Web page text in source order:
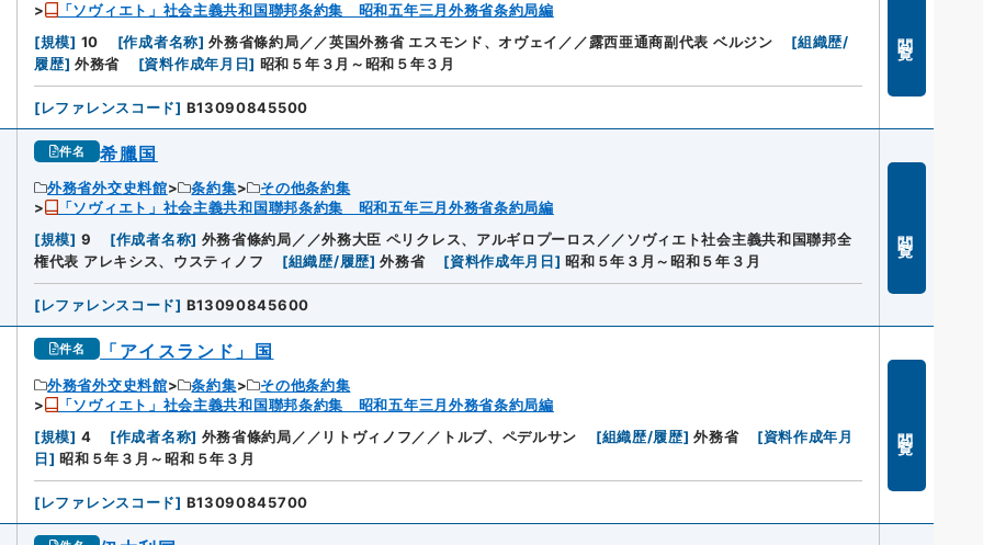
「ソヴィエト」社会主義共和国聯邦条約集 昭和五年三月外務省条約局編
[規模] 10 [作成者名称] 外務省條約局／／英国外務省 エスモンド、オヴェイ／／露西亜通商副代表 ベルジン [組織歴/
履歴] 外務省 [資料作成年月日] 昭和５年３月～昭和５年３月
[レファレンスコード] B13090845500
件名 希臘国
外務省外交史料館 条約集
その他条約集
「ソヴィエト」社会主義共和国聯邦条約集 昭和五年三月外務省条約局編
[規模] 9 [作成者名称] 外務省條約局／／外務大臣 ペリクレス、アルギロプーロス／／ソヴィエト社会主義共和国聯邦全
権代表 アレキシス、ウスティノフ
[組織歴/履歴] 外務省 [資料作成年月日] 昭和５年３月～昭和５年３月
[レファレンスコード] B13090845600
件名 「アイスランド」国
外務省外交史料館 条約集
その他条約集
「ソヴィエト」社会主義共和国聯邦条約集 昭和五年三月外務省条約局編
[規模] 4 [作成者名称] 外務省條約局／／リトヴィノフ／／トルブ、ペデルサン [組織歴/履歴] 外務省 [資料作成年月
日] 昭和５年３月～昭和５年３月
[レファレンスコード] B13090845700